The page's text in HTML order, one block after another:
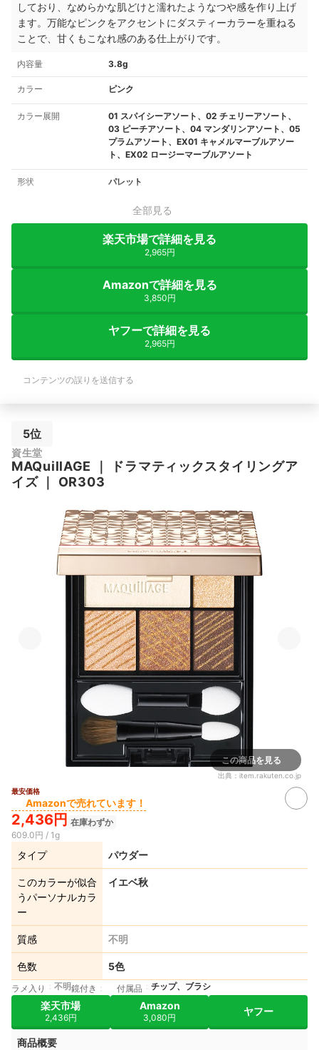
しており、なめらかな肌どけと濡れたようなつや感を作り上げ
ます。万能なピンクをアクセントにダスティーカラーを重ねる
ことで、甘くもこなれ感のある仕上がりです。
内容量 3.8g
カラー ピンク
カラー展開
01 スパイシーアソート、02 チェリーアソート、
03 ピーチアソート、04 マンダリンアソート、05
プラムアソート、EX01 キャメルマーブルアソー
ト、EX02 ロージーマーブルアソート
形状 パレット
全部見る
楽天市場で詳細を見る
2,965円
Amazonで詳細を見る
3,850円
ヤフーで詳細を見る
2,965円
コンテンツの誤りを送信する
5位
資生堂
MAQuillAGE
ドラマティックスタイリングア
イズ｜ OR303
この商品を見る
出典： item.rakuten.co.jp
最安価格
Amazonで売れています！
2,436円 在庫わずか
609.0円 / 1g
タイプ パウダー
このカラーが似合
うパーソナルカラ
ー
イエベ秋
質感 不明
色数 5色
ラメ入り 不明鏡付き 付属品 チップ、ブラシ
楽天市場
2,436円
Amazon
3,080円
ヤフー
商品概要